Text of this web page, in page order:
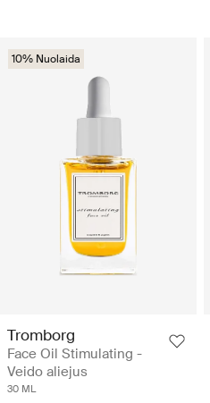
10% Nuolaida
Tromborg
Face Oil Stimulating -
Veido aliejus
30 ML